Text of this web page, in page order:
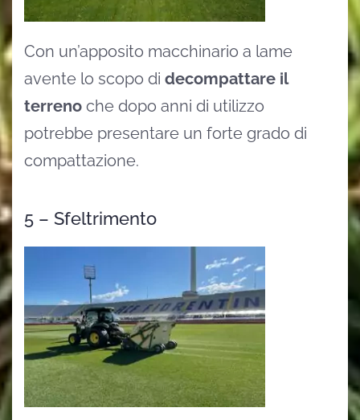
Con un’apposito macchinario a lame
avente lo scopo di decompattare il
terreno che dopo anni di utilizzo
potrebbe presentare un forte grado di
compattazione.
5 – Sfeltrimento